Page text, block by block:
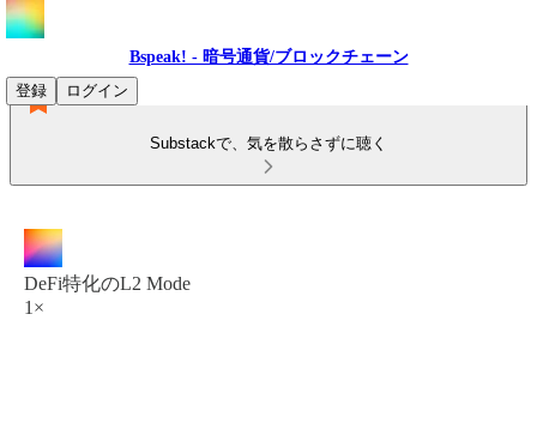
Bspeak! - 暗号通貨/ブロックチェーン
登録
ログイン
Substackで、気を散らさずに聴く
DeFi特化のL2 Mode
1×